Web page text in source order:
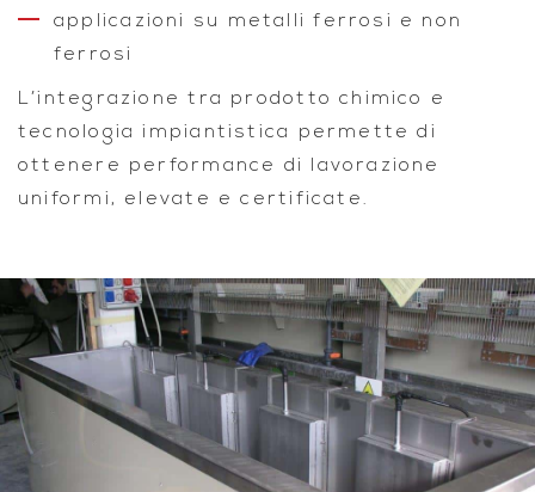
applicazioni su metalli ferrosi e non
ferrosi
L’integrazione tra prodotto chimico e
tecnologia impiantistica permette di
ottenere performance di lavorazione
uniformi, elevate e certificate.